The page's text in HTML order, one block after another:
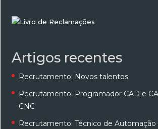
Artigos recentes
Recrutamento: Novos talentos
Recrutamento: Programador CAD e
CNC
Recrutamento: Técnico de Automação